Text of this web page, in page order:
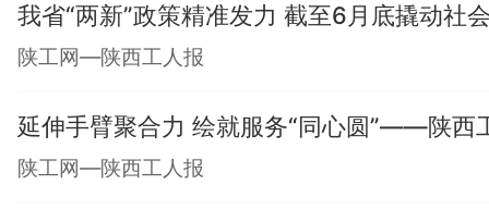
我省“两新”政策精准发力 截至6月底撬动社
陕工网—陕西工人报
延伸手臂聚合力 绘就服务“同心圆”——陕西
陕工网—陕西工人报